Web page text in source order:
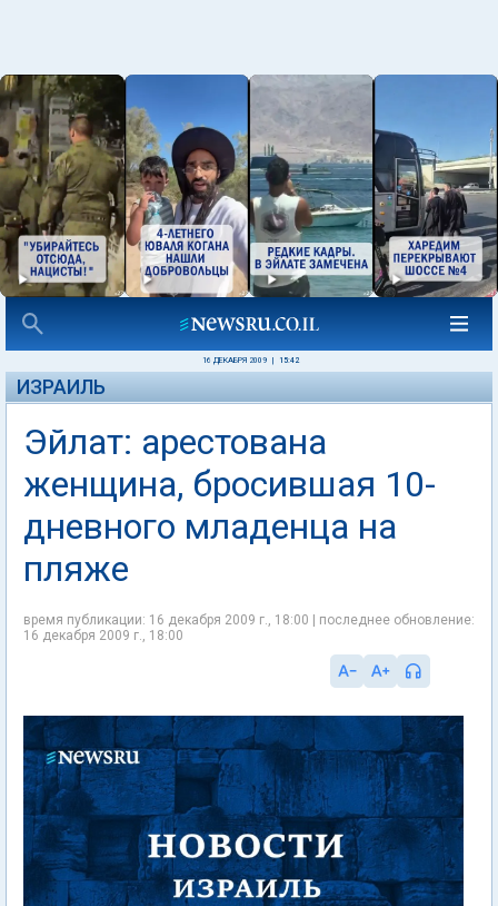
16 ДЕКАБРЯ 2009 15:42
ИЗРАИЛЬ
Эйлат: арестована
женщина, бросившая 10-
дневного младенца на
пляже
время публикации: 16 декабря 2009 г., 18:00 | последнее обновление:
16 декабря 2009 г., 18:00